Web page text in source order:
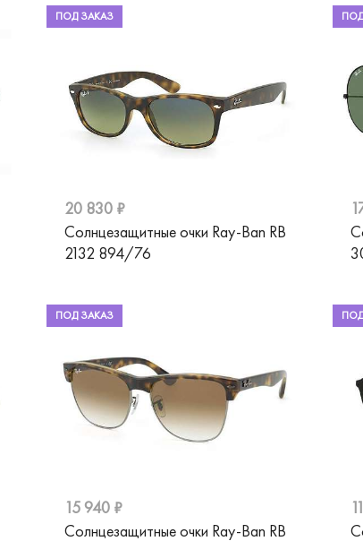
ПОД ЗАКАЗ
20 830 ₽
Солнцезащитные очки Ray-Ban RB
2132 894/76
ПОД ЗАКАЗ
15 940 ₽
Солнцезащитные очки Ray-Ban RB